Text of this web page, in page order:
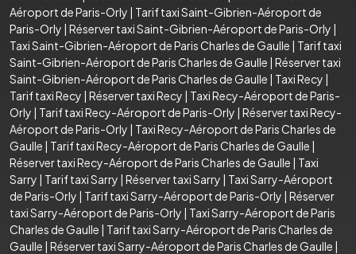
Aéroport de Paris-Orly | Tarif taxi Saint-Gibrien-Aéroport de
Paris-Orly | Réserver taxi Saint-Gibrien-Aéroport de Paris-Orly |
Taxi Saint-Gibrien-Aéroport de Paris Charles de Gaulle | Tarif taxi
Saint-Gibrien-Aéroport de Paris Charles de Gaulle | Réserver taxi
Saint-Gibrien-Aéroport de Paris Charles de Gaulle | Taxi Recy |
Tarif taxi Recy | Réserver taxi Recy | Taxi Recy-Aéroport de Paris-
Orly | Tarif taxi Recy-Aéroport de Paris-Orly | Réserver taxi Recy-
Aéroport de Paris-Orly | Taxi Recy-Aéroport de Paris Charles de
Gaulle | Tarif taxi Recy-Aéroport de Paris Charles de Gaulle |
Réserver taxi Recy-Aéroport de Paris Charles de Gaulle | Taxi
Sarry | Tarif taxi Sarry | Réserver taxi Sarry | Taxi Sarry-Aéroport
de Paris-Orly | Tarif taxi Sarry-Aéroport de Paris-Orly | Réserver
taxi Sarry-Aéroport de Paris-Orly | Taxi Sarry-Aéroport de Paris
Charles de Gaulle | Tarif taxi Sarry-Aéroport de Paris Charles de
Gaulle | Réserver taxi Sarry-Aéroport de Paris Charles de Gaulle |